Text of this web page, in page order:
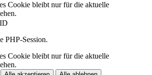
Cookie bleibt nur für die aktuelle
PHP-Session.
Cookie bleibt nur für die aktuelle